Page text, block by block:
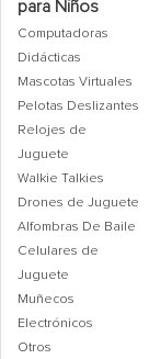
para Niños
Computadoras
Didácticas
Mascotas Virtuales
Pelotas Deslizantes
Relojes de
Juguete
Walkie Talkies
Drones de Juguete
Alfombras De Baile
Celulares de
Juguete
Muñecos
Electrónicos
Otros